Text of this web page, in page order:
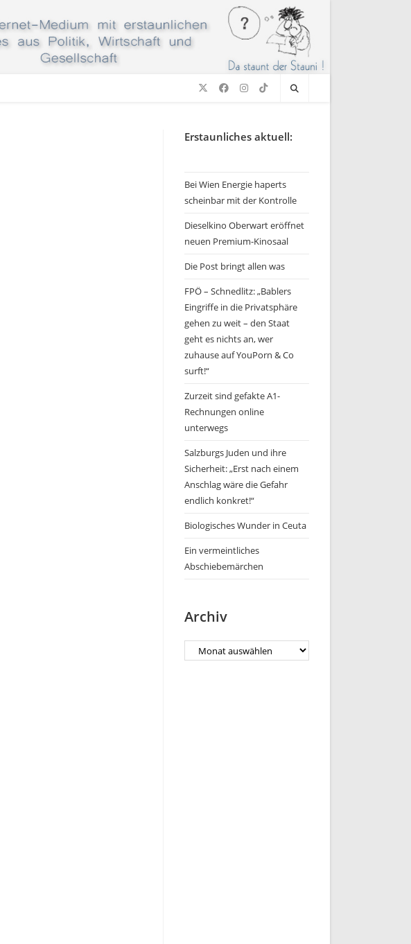
Erstaunliches aktuell:
Bei Wien Energie haperts
scheinbar mit der Kontrolle
Dieselkino Oberwart eröffnet
neuen Premium-Kinosaal
Die Post bringt allen was
FPÖ – Schnedlitz: „Bablers
Eingriffe in die Privatsphäre
gehen zu weit – den Staat
geht es nichts an, wer
zuhause auf YouPorn & Co
surft!“
Zurzeit sind gefakte A1-
Rechnungen online
unterwegs
Salzburgs Juden und ihre
Sicherheit: „Erst nach einem
Anschlag wäre die Gefahr
endlich konkret!“
Biologisches Wunder in Ceuta
Ein vermeintliches
Abschiebemärchen
Archiv
Archiv